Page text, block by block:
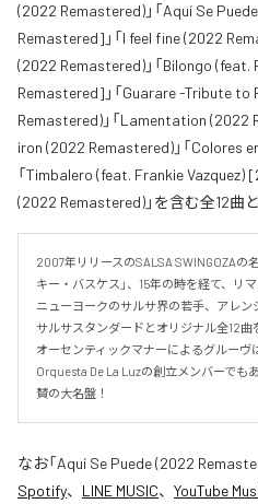
(2022 Remastered)」「Aquí Se
Remastered]」「I feel fine (2022
(2022 Remastered)」「Bilongo
Remastered]」「Guarare -Tribute
Remastered)」「Lamentation (2022
iron (2022 Remastered)」「Colores
「Timbalero (feat. Frankie Vazquez)
(2022 Remastered)」を含む全12曲
2007年リリースのSALSA SWINGOZAの
キー・バスケス」、15年の時を経て、リ
ニューヨークのサルサ界の若手、アレン
サルサスタンダードとオリジナル全12
オーセンティックマナーによるグルーヴ
Orquesta De La Luzの創立メンバーでも
賛の大名盤！
なお「Aquí Se Puede (2022
Spotify、 LINE MUSIC、 YouTube